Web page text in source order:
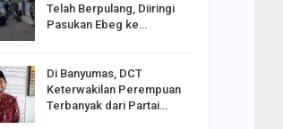
Telah Berpulang, Diiringi
Pasukan Ebeg ke…
Di Banyumas, DCT
Keterwakilan Perempuan
Terbanyak dari Partai…